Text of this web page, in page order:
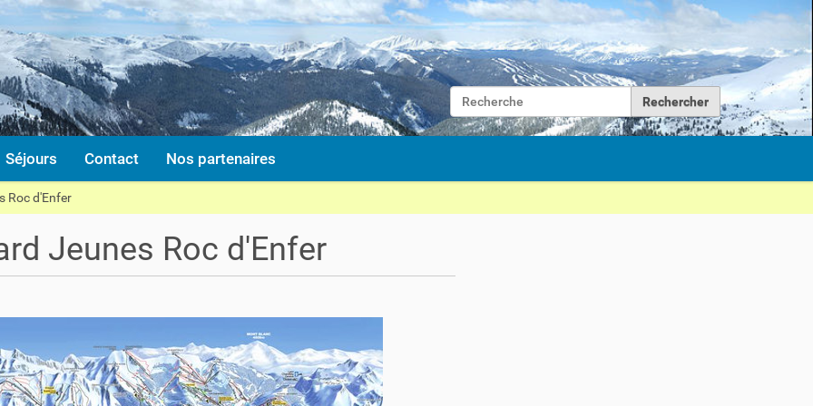
Recherche avancée…
Séjours Contact Nos partenaires
Roc d'Enfer
Jeunes Roc d'Enfer